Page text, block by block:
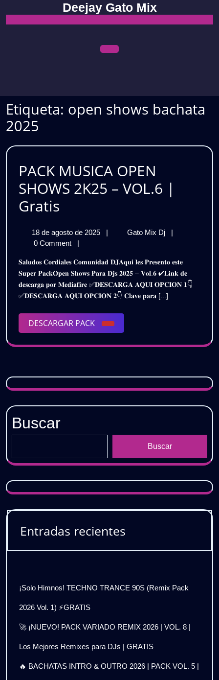
content
Deejay Gato Mix
Etiqueta: open shows bachata
2025
PACK MUSICA OPEN
SHOWS 2K25 – VOL.6 |
Gratis
OPEN
SHOWS
2K25
–
VOL.6
|
Gratis
18 de agosto de 2025
18
de
2025
| Gato Mix Dj
PACK
SHOWS
2K25
–
VOL.6
|
0 Comment
|
𝐒𝐚𝐥𝐮𝐝𝐨𝐬 𝐂𝐨𝐫𝐝𝐢𝐚𝐥𝐞𝐬 𝐂𝐨𝐦𝐮𝐧𝐢𝐝𝐚𝐝 𝐃𝐉𝐀𝐪𝐮𝐢 𝐥𝐞𝐬 𝐏𝐫𝐞𝐬𝐞𝐧𝐭𝐨 𝐞𝐬𝐭𝐞
𝐒𝐮𝐩𝐞𝐫 𝐏𝐚𝐜𝐤𝐎𝐩𝐞𝐧 𝐒𝐡𝐨𝐰𝐬 𝐏𝐚𝐫𝐚 𝐃𝐣𝐬 𝟐𝟎𝟐𝟓 – 𝐕𝐨𝐥.𝟔 ✔𝐋𝐢𝐧𝐤 𝐝𝐞
𝐝𝐞𝐬𝐜𝐚𝐫𝐠𝐚 𝐩𝐨𝐫 𝐌𝐞𝐝𝐢𝐚𝐟𝐢𝐫𝐞 ✅𝐃𝐄𝐒𝐂𝐀𝐑𝐆𝐀 𝐀𝐐𝐔𝐈 𝐎𝐏𝐂𝐈𝐎𝐍 𝟏👇
✅𝐃𝐄𝐒𝐂𝐀𝐑𝐆𝐀 𝐀𝐐𝐔𝐈 𝐎𝐏𝐂𝐈𝐎𝐍 𝟐👇 𝐂𝐥𝐚𝐯𝐞 𝐩𝐚𝐫𝐚 [...]
DESCARGAR PACK
DESCARGAR
PACK
Buscar
Buscar
Entradas recientes
¡Solo Himnos! TECHNO TRANCE 90S (Remix Pack
2026 Vol. 1) ⚡GRATIS
🚀 ¡NUEVO! PACK VARIADO REMIX 2026 | VOL. 8 |
Los Mejores Remixes para DJs | GRATIS
🔥 BACHATAS INTRO & OUTRO 2026 | PACK VOL. 5 |